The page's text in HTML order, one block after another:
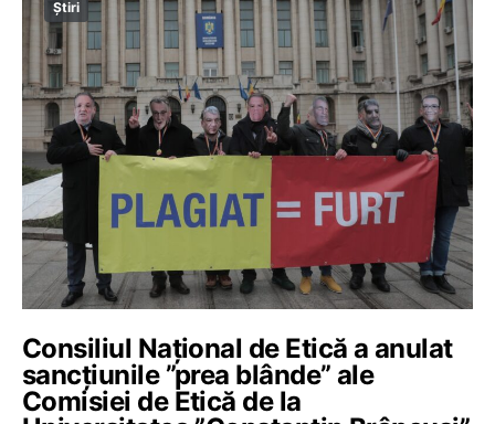
Știri
Consiliul Național de Etică a anulat
sancțiunile ”prea blânde” ale
Comisiei de Etică de la